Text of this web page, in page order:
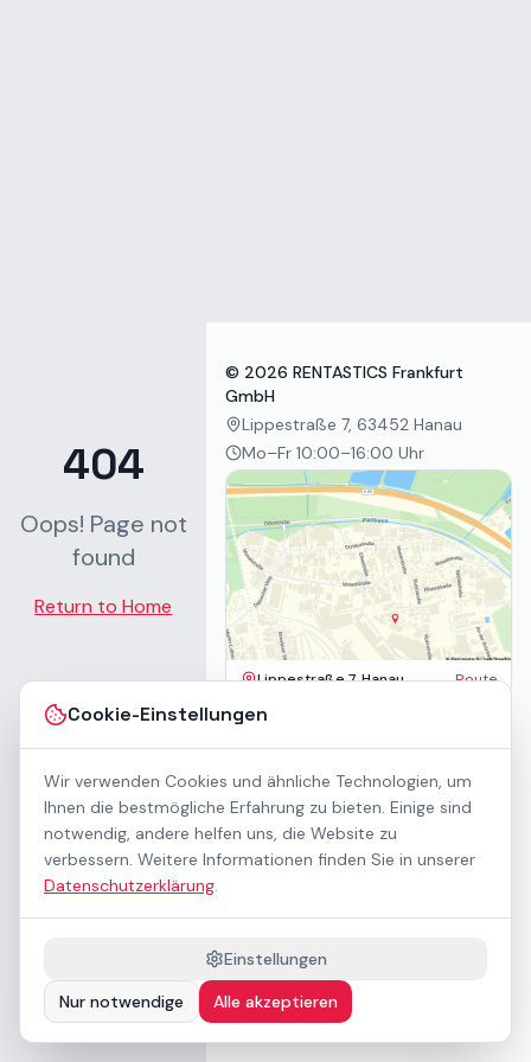
Cookie-Einstellungen
Wir verwenden Cookies und ähnliche Technologien, um
Ihnen die bestmögliche Erfahrung zu bieten. Einige sind
notwendig, andere helfen uns, die Website zu
verbessern. Weitere Informationen finden Sie in unserer
Datenschutzerklärung.
Einstellungen
Nur notwendige
Alle akzeptieren
404
Oops! Page not
found
Return to Home
© 2026 RENTASTICS Frankfurt
GmbH
Lippestraße 7, 63452 Hanau
Mo–Fr 10:00–16:00 Uhr
Lippestraße 7, Hanau Route
Impressum
Barrierefreiheit
Kontakt
Mietbedingungen
Cookie-Einstellungen
Downloads
Preisliste (PDF)
Barrierefrei nach WCAG 2.1 AA